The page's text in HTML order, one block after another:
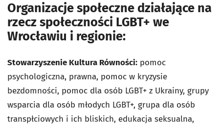
Organizacje społeczne działające na
rzecz społeczności LGBT+ we
Wrocławiu i regionie:
Stowarzyszenie Kultura Równości: pomoc
psychologiczna, prawna, pomoc w kryzysie
bezdomności, pomoc dla osób LGBT+ z Ukrainy, grupy
wsparcia dla osób młodych LGBT+, grupa dla osób
transpłciowych i ich bliskich, edukacja seksualna,